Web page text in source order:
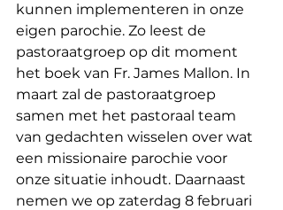
kunnen implementeren in onze
eigen parochie. Zo leest de
pastoraatgroep op dit moment
het boek van Fr. James Mallon. In
maart zal de pastoraatgroep
samen met het pastoraal team
van gedachten wisselen over wat
een missionaire parochie voor
onze situatie inhoudt. Daarnaast
nemen we op zaterdag 8 februari